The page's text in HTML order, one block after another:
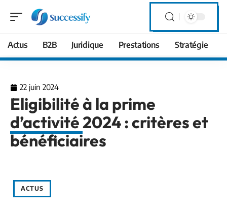
Actus B2B Juridique Prestations Stratégie
22 juin 2024
Eligibilité à la prime
d’activité 2024 : critères et
bénéficiaires
ACTUS